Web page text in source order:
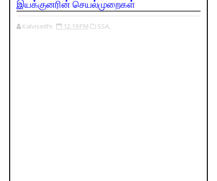
இயக்குனரின் செயல்முறைகள்
Kalviseithi 12:19 PM SSA,